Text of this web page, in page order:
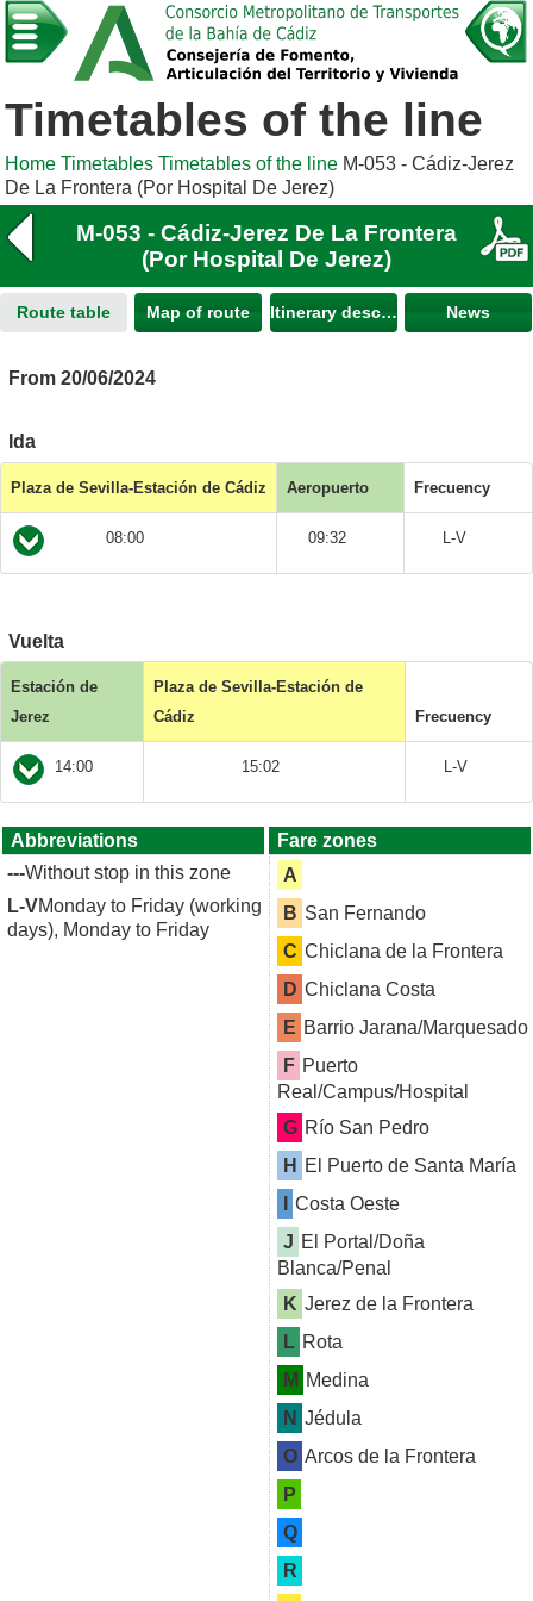
Timetables of the line
Home Timetables Timetables of the line M-053 - Cádiz-Jerez
De La Frontera (Por Hospital De Jerez)
M-053 - Cádiz-Jerez De La Frontera
(Por Hospital De Jerez)
Route table Map of route Itinerary description News
From 20/06/2024
Ida
Plaza de Sevilla-Estación de Cádiz Aeropuerto Frecuency
08:00 09:32 L-V
Vuelta
Estación de
Jerez
Plaza de Sevilla-Estación de
Cádiz
Frecuency
14:00 15:02 L-V
Abbreviations
---Without stop in this zone
L-VMonday to Friday (working
days), Monday to Friday
Fare zones
A
B San Fernando
C Chiclana de la Frontera
D Chiclana Costa
E Barrio Jarana/Marquesado
F Puerto
Real/Campus/Hospital
G Río San Pedro
H
El Puerto de Santa María
Costa Oeste
J El Portal/Doña
Blanca/Penal
K Jerez de la Frontera
L Rota
M
Medina
N Jédula
O Arcos de la Frontera
P
Q
R